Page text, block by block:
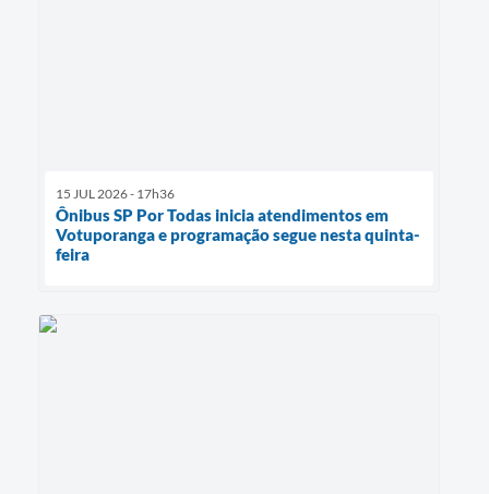
15 JUL 2026 - 17h36
Ônibus SP Por Todas inicia atendimentos em
Votuporanga e programação segue nesta quinta-
feira